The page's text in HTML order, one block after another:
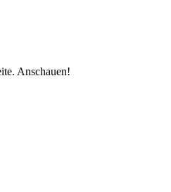
Anschauen!